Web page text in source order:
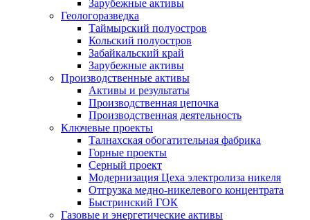
Зарубежные активы
Геологоразведка
Таймырский полуостров
Кольский полуостров
Забайкальский край
Зарубежные активы
Производственные активы
Активы и результаты
Производственная цепочка
Производственная деятельность
Ключевые проекты
Талнахская обогатительная фабрика
Горные проекты
Серный проект
Модернизация Цеха электролиза никеля
Отгрузка медно-никелевого концентрата
Быстринский ГОК
Газовые и энергетические активы